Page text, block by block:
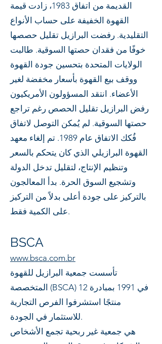
القديمة من اتفاق 1983، زادت قيمة
القهوة الخفيفة على حساب الأنواع
التقليدية. رفضت البرازيل تقليل حصصها
خوفًا من فقدان حصتها السوقية. طالبت
الولايات المتحدة بتحسين جودة القهوة
ووقف بيع القهوة بأسعار مخفضة لغير
الأعضاء. انتقد المسؤولون الأمريكيون
رفض البرازيل تقليل الحصص رغم تراجع
حصتها السوقية. لم يُمكن التوصل لاتفاق
فُكك الاتفاق عام 1989. تم إلغاء معهد
القهوة البرازيلي الذي كان يتحكم بالسعر
وتنظيم الإنتاج، لتقليل تدخل الدولة
وتشجيع السوق الحرة. بدأ المعالجون
بالتركيز على جودة أعلى بدلاً من التركيز
على الكمية فقط.
BSCA
www.bsca.com.br
تأسست جمعية البرازيل للقهوة
المتخصصة (BSCA) في 1991 بمبادرة 12
منتجًا استشرفوا الفرص التجارية
للاستثمار في الجودة.
هي جمعية غير ربحية تجمع الأشخاص